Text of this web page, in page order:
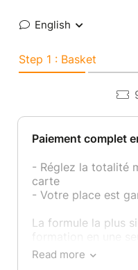
English
Step 1 : Basket
Paiement complet
- Réglez la totalité
carte
- Votre place est
La formule la plus
instantané sans
Read more